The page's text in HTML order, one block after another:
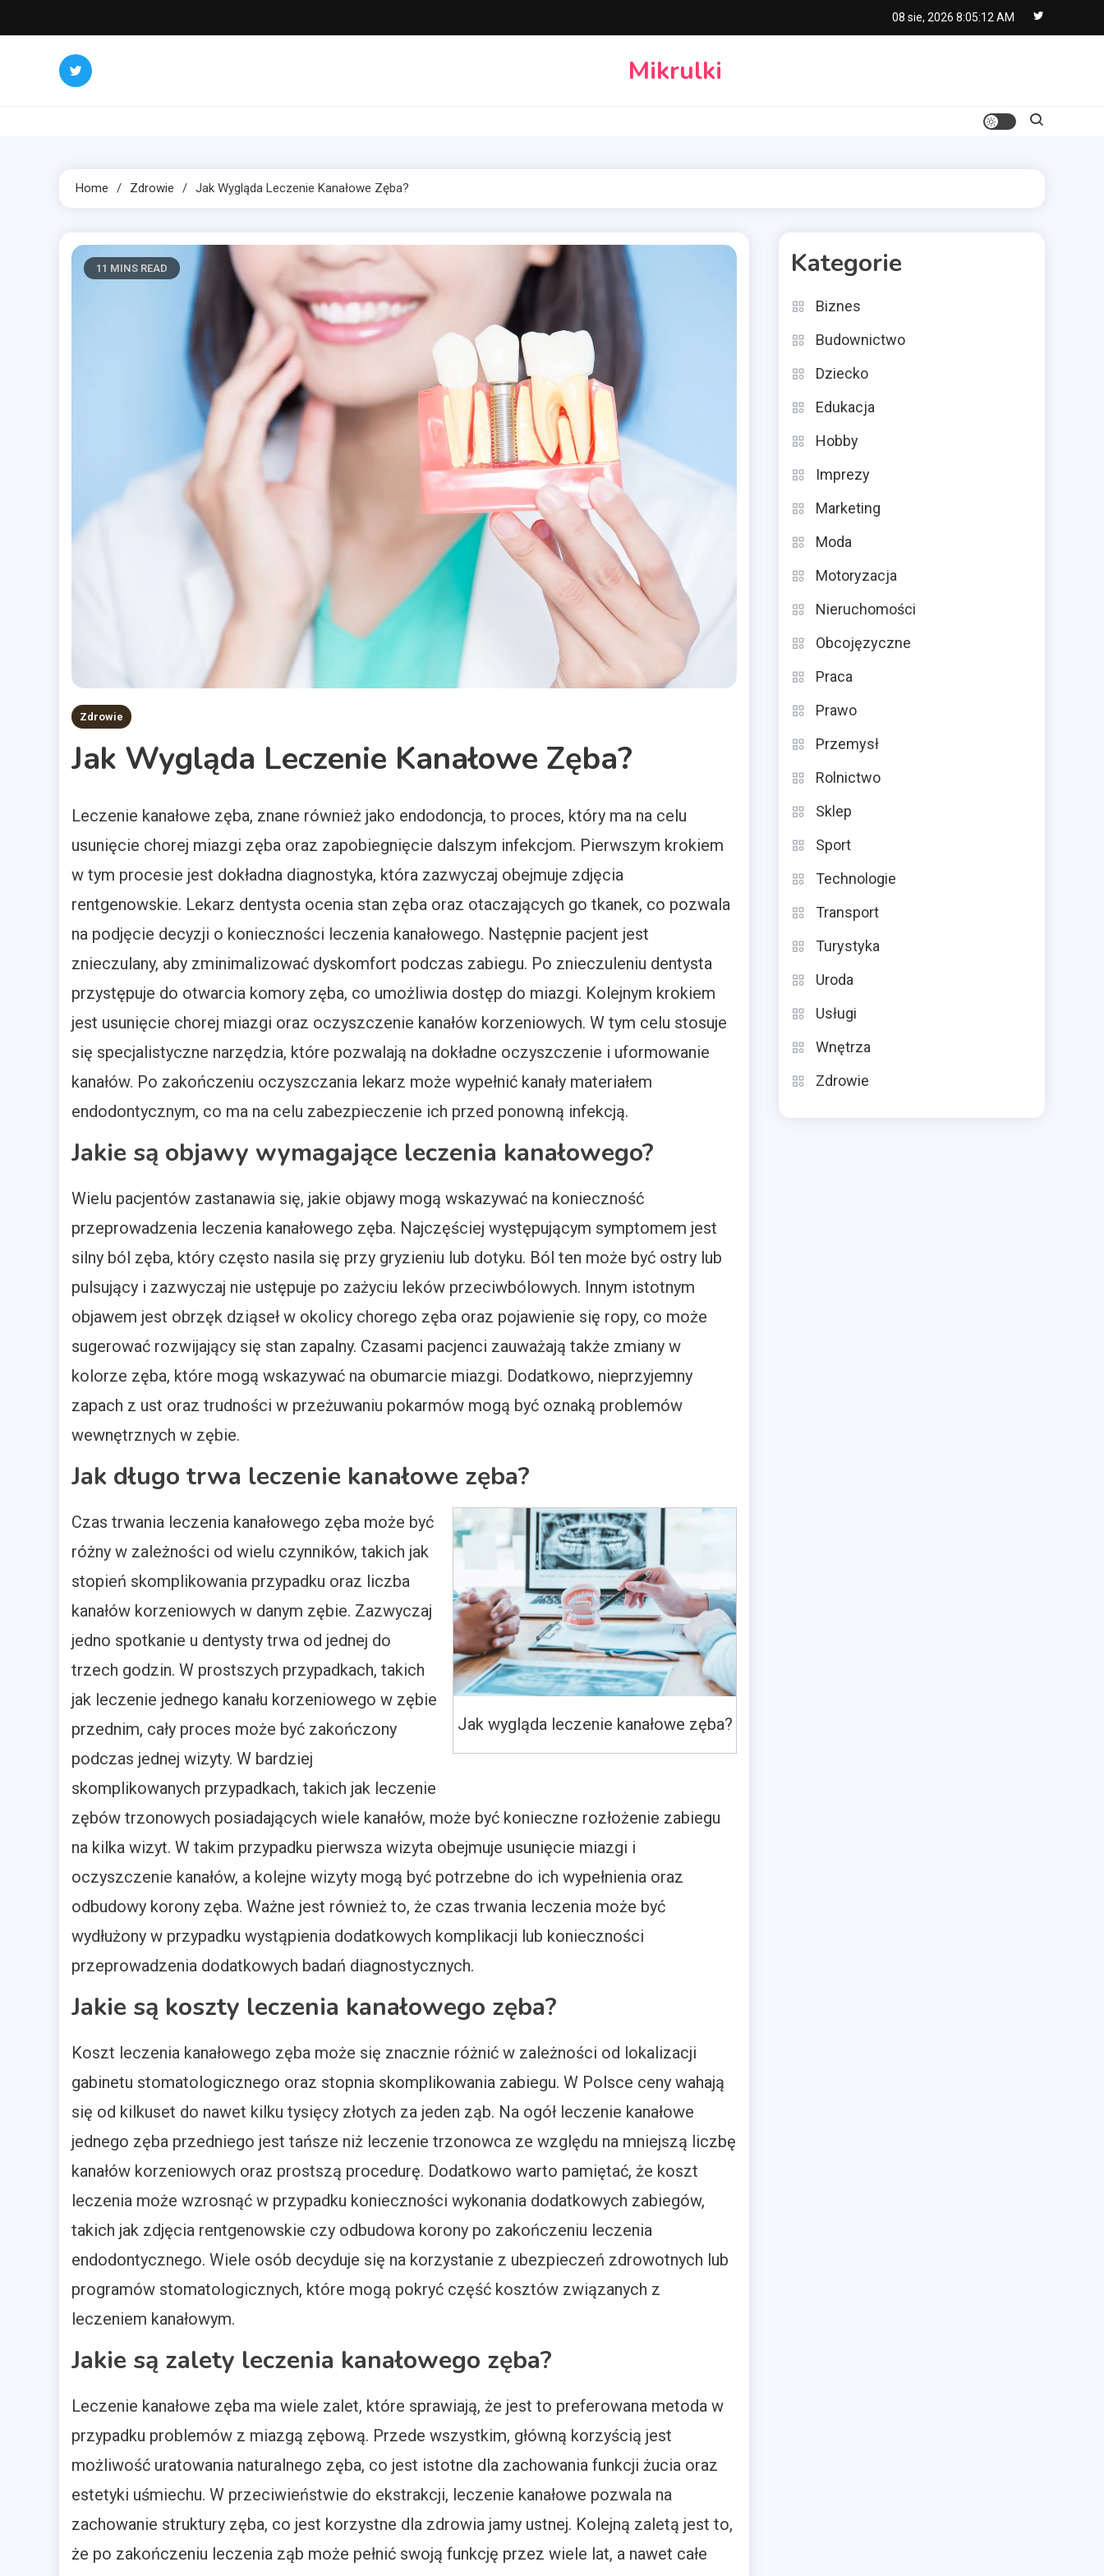
to
08 sie, 2026 8:05:13 AM
Mikrulki
Home Zdrowie Jak Wygląda Leczenie Kanałowe Zęba?
11 MINS READ
Zdrowie
Jak Wygląda Leczenie Kanałowe Zęba?
Leczenie kanałowe zęba, znane również jako endodoncja, to proces, który ma na celu
usunięcie chorej miazgi zęba oraz zapobiegnięcie dalszym infekcjom. Pierwszym krokiem
w tym procesie jest dokładna diagnostyka, która zazwyczaj obejmuje zdjęcia
rentgenowskie. Lekarz dentysta ocenia stan zęba oraz otaczających go tkanek, co pozwala
na podjęcie decyzji o konieczności leczenia kanałowego. Następnie pacjent jest
znieczulany, aby zminimalizować dyskomfort podczas zabiegu. Po znieczuleniu dentysta
przystępuje do otwarcia komory zęba, co umożliwia dostęp do miazgi. Kolejnym krokiem
jest usunięcie chorej miazgi oraz oczyszczenie kanałów korzeniowych. W tym celu stosuje
się specjalistyczne narzędzia, które pozwalają na dokładne oczyszczenie i uformowanie
kanałów. Po zakończeniu oczyszczania lekarz może wypełnić kanały materiałem
endodontycznym, co ma na celu zabezpieczenie ich przed ponowną infekcją.
Jakie są objawy wymagające leczenia kanałowego?
Wielu pacjentów zastanawia się, jakie objawy mogą wskazywać na konieczność
przeprowadzenia leczenia kanałowego zęba. Najczęściej występującym symptomem jest
silny ból zęba, który często nasila się przy gryzieniu lub dotyku. Ból ten może być ostry lub
pulsujący i zazwyczaj nie ustępuje po zażyciu leków przeciwbólowych. Innym istotnym
objawem jest obrzęk dziąseł w okolicy chorego zęba oraz pojawienie się ropy, co może
sugerować rozwijający się stan zapalny. Czasami pacjenci zauważają także zmiany w
kolorze zęba, które mogą wskazywać na obumarcie miazgi. Dodatkowo, nieprzyjemny
zapach z ust oraz trudności w przeżuwaniu pokarmów mogą być oznaką problemów
wewnętrznych w zębie.
Jak długo trwa leczenie kanałowe zęba?
Jak wygląda leczenie kanałowe zęba?
Czas trwania leczenia kanałowego zęba może być
różny w zależności od wielu czynników, takich jak
stopień skomplikowania przypadku oraz liczba
kanałów korzeniowych w danym zębie. Zazwyczaj
jedno spotkanie u dentysty trwa od jednej do
trzech godzin. W prostszych przypadkach, takich
jak leczenie jednego kanału korzeniowego w zębie
przednim, cały proces może być zakończony
podczas jednej wizyty. W bardziej
skomplikowanych przypadkach, takich jak leczenie
zębów trzonowych posiadających wiele kanałów, może być konieczne rozłożenie zabiegu
na kilka wizyt. W takim przypadku pierwsza wizyta obejmuje usunięcie miazgi i
oczyszczenie kanałów, a kolejne wizyty mogą być potrzebne do ich wypełnienia oraz
odbudowy korony zęba. Ważne jest również to, że czas trwania leczenia może być
wydłużony w przypadku wystąpienia dodatkowych komplikacji lub konieczności
przeprowadzenia dodatkowych badań diagnostycznych.
Jakie są koszty leczenia kanałowego zęba?
Koszt leczenia kanałowego zęba może się znacznie różnić w zależności od lokalizacji
gabinetu stomatologicznego oraz stopnia skomplikowania zabiegu. W Polsce ceny wahają
się od kilkuset do nawet kilku tysięcy złotych za jeden ząb. Na ogół leczenie kanałowe
jednego zęba przedniego jest tańsze niż leczenie trzonowca ze względu na mniejszą liczbę
kanałów korzeniowych oraz prostszą procedurę. Dodatkowo warto pamiętać, że koszt
leczenia może wzrosnąć w przypadku konieczności wykonania dodatkowych zabiegów,
takich jak zdjęcia rentgenowskie czy odbudowa korony po zakończeniu leczenia
endodontycznego. Wiele osób decyduje się na korzystanie z ubezpieczeń zdrowotnych lub
programów stomatologicznych, które mogą pokryć część kosztów związanych z
leczeniem kanałowym.
Jakie są zalety leczenia kanałowego zęba?
Leczenie kanałowe zęba ma wiele zalet, które sprawiają, że jest to preferowana metoda w
przypadku problemów z miazgą zębową. Przede wszystkim, główną korzyścią jest
możliwość uratowania naturalnego zęba, co jest istotne dla zachowania funkcji żucia oraz
estetyki uśmiechu. W przeciwieństwie do ekstrakcji, leczenie kanałowe pozwala na
zachowanie struktury zęba, co jest korzystne dla zdrowia jamy ustnej. Kolejną zaletą jest to,
że po zakończeniu leczenia ząb może pełnić swoją funkcję przez wiele lat, a nawet całe
Kategorie
Biznes
Budownictwo
Dziecko
Edukacja
Hobby
Imprezy
Marketing
Moda
Motoryzacja
Nieruchomości
Obcojęzyczne
Praca
Prawo
Przemysł
Rolnictwo
Sklep
Sport
Technologie
Transport
Turystyka
Uroda
Usługi
Wnętrza
Zdrowie